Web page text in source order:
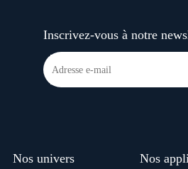
Inscrivez-vous à notre
Nos univers Nos